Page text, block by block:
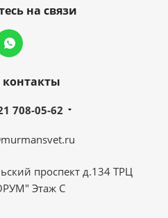
на связи
708-05-62
проспект д.134 ТРЦ
Этаж С